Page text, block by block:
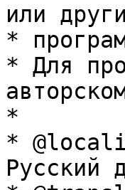
или
*
* Для
*
*
Русский